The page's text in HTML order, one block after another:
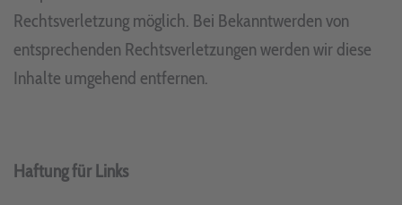
Rechtsverletzung möglich. Bei Bekanntwerden von
entsprechenden Rechtsverletzungen werden wir diese
Inhalte umgehend entfernen.
Haftung für Links